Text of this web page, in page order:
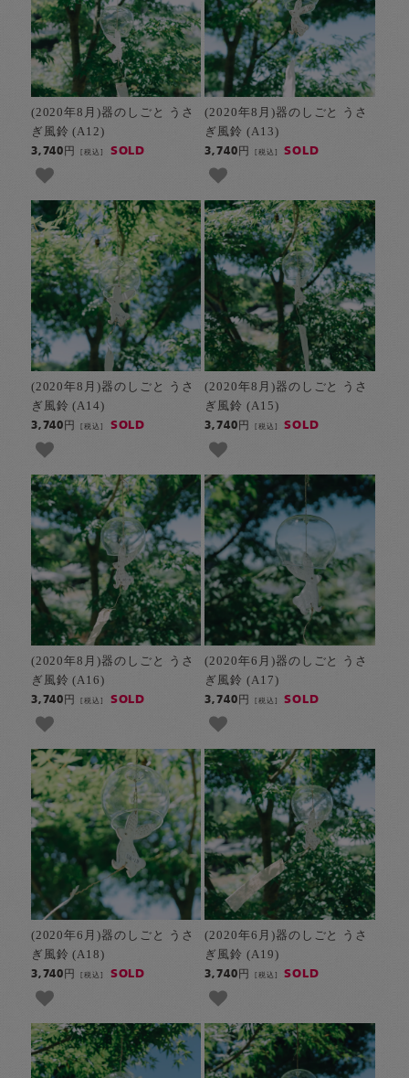
(2020年8月)器のしごと うさ
ぎ風鈴 (A12)
3,740円[税込] SOLD
(2020年8月)器のしごと うさ
ぎ風鈴 (A13)
3,740円 [税込] SOLD
(2020年8月)器のしごと うさ
ぎ風鈴 (A14)
3,740円[税込] SOLD
(2020年8月)器のしごと うさ
ぎ風鈴 (A15)
3,740円 [税込] SOLD
(2020年8月)器のしごと うさ
ぎ風鈴 (A16)
3,740円[税込] SOLD
(2020年6月)器のしごと うさ
ぎ風鈴 (A17)
3,740円 [税込] SOLD
(2020年6月)器のしごと うさ
ぎ風鈴 (A18)
3,740円[税込] SOLD
(2020年6月)器のしごと うさ
ぎ風鈴 (A19)
3,740円 [税込] SOLD